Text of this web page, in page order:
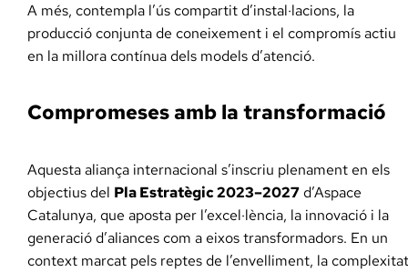
A més, contempla l’ús compartit d’instal·lacions, la
producció conjunta de coneixement i el compromís actiu
en la millora contínua dels models d’atenció.
Compromeses amb la transformació
Aquesta aliança internacional s’inscriu plenament en els
objectius del Pla Estratègic 2023–2027d’Aspace
Catalunya, que aposta per l’excel·lència, la innovació i la
generació d’aliances com a eixos transformadors. En un
context marcat pels reptes de l’envelliment, la complexitat